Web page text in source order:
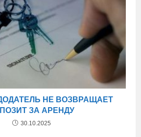
НЕ ВОЗВРАЩАЕТ
ЗА АРЕНДУ
30.10.2025